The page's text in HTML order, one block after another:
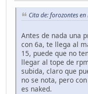
Cita de: forozontes
Antes de nada una
con 6a, te llega al
15, puede que no
llegar al tope de
subida, claro que
no se nota, pero
es naked.